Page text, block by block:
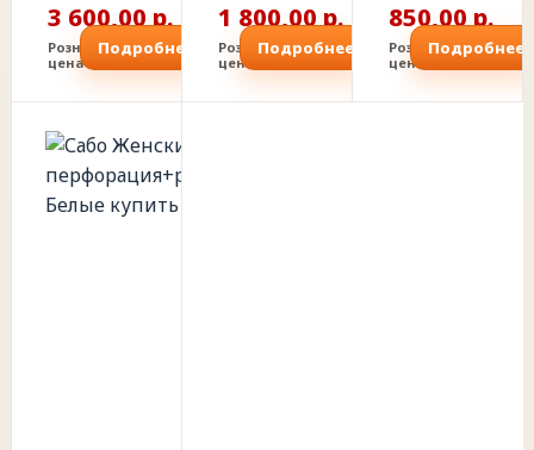
3 600,00 р.
Розничная
цена
Подробнее
1 800,00 р.
Розничная
цена
Подробнее
850,00 р.
Розничная
цена
Подробнее